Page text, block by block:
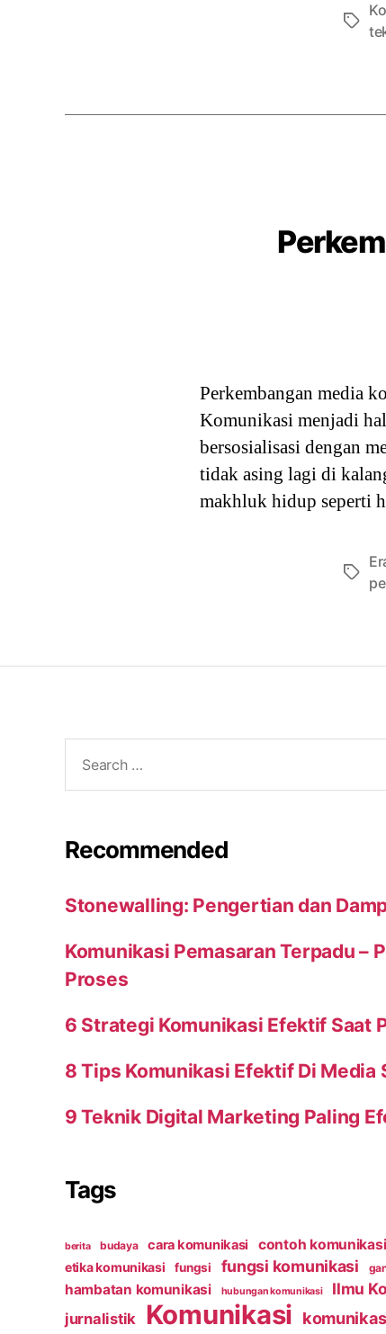
Tags
Perkembangan media
Komunikasi menjadi
bersosialisasi dengan
tidak asing lagi di
makhluk hidup seperti
Tags
for:
Recommended
Stonewalling: Pengertian dan
Komunikasi Pemasaran Terpadu –
Proses
6 Strategi Komunikasi Efektif Saat
8 Tips Komunikasi Efektif Di Media
9 Teknik Digital Marketing Paling
Tags
berita budaya cara komunikasi contoh komunikasi
etika komunikasi fungsi fungsi komunikasi
hambatan komunikasi hubungan komunikasi Ilmu
jurnalistik Komunikasi